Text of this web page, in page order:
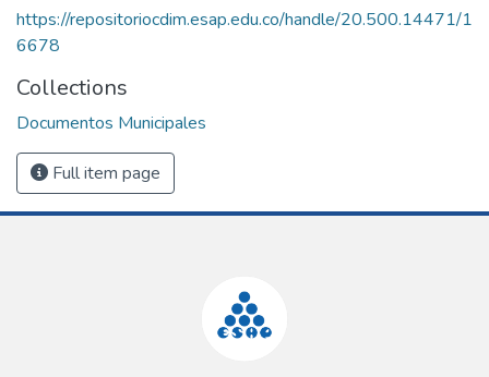
https://repositoriocdim.esap.edu.co/handle/20.500.14471/1
6678
Collections
Documentos Municipales
Full item page